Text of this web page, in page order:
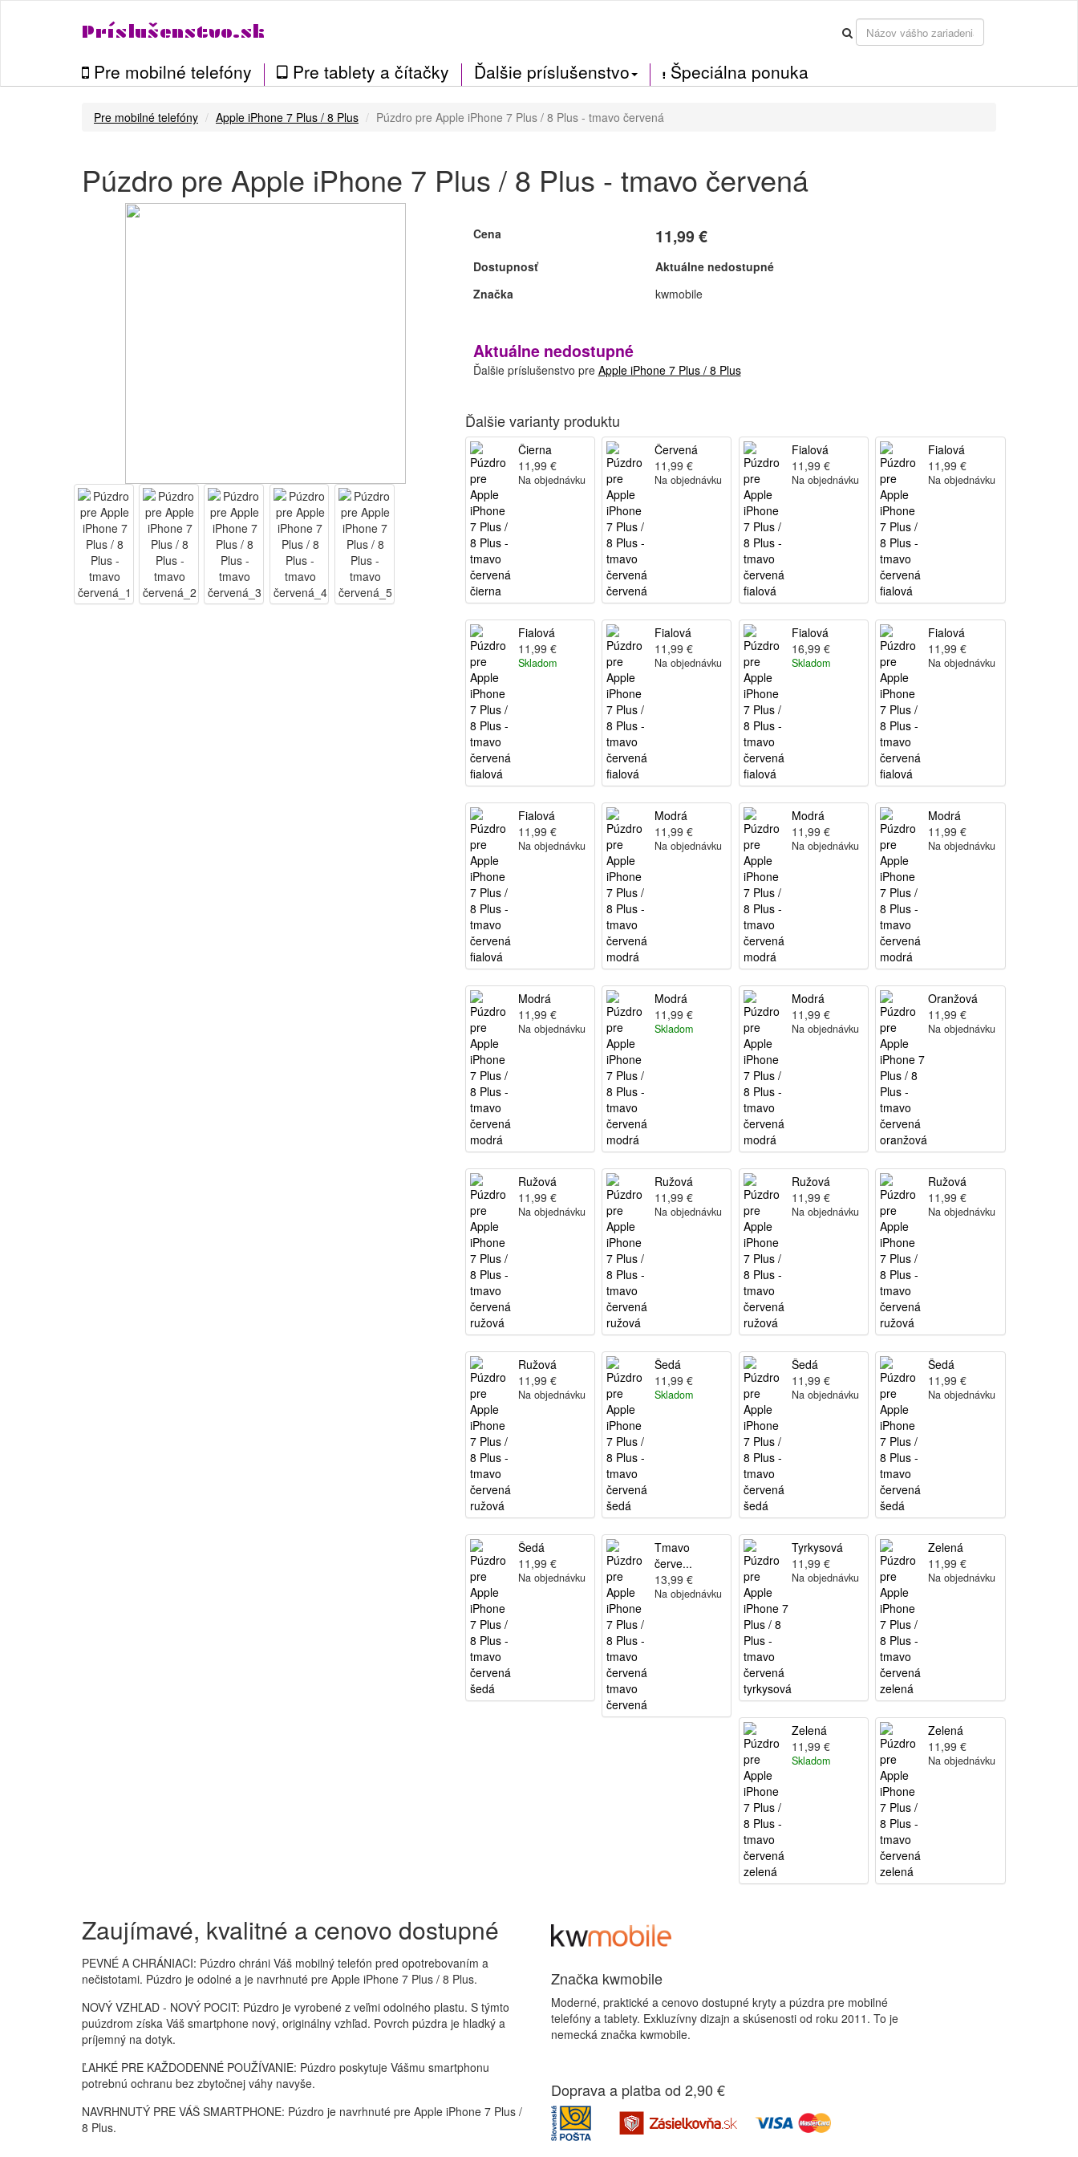
Príslušenstvo.sk
Pre mobilné telefóny Pre tablety a čítačky Ďalšie príslušenstvo Špeciálna ponuka
Pre mobilné telefóny Apple iPhone 7 Plus / 8 Plus Púzdro pre Apple iPhone 7 Plus / 8 Plus - tmavo červená
Púzdro pre Apple iPhone 7 Plus / 8 Plus - tmavo červená
Cena 11,99 €
Dostupnosť
Aktuálne nedostupné
Značka
kwmobile
Aktuálne nedostupné
Ďalšie príslušenstvo pre Apple iPhone 7 Plus / 8 Plus
Ďalšie varianty produktu
Čierna
11,99 €
Na objednávku
Červená
11,99 €
Na objednávku
Fialová
11,99 €
Na objednávku
Fialová
11,99 €
Na objednávku
Fialová
11,99 €
Skladom
Fialová
11,99 €
Na objednávku
Fialová
16,99 €
Skladom
Fialová
11,99 €
Na objednávku
Fialová
11,99 €
Na objednávku
Modrá
11,99 €
Na objednávku
Modrá
11,99 €
Na objednávku
Modrá
11,99 €
Na objednávku
Modrá
11,99 €
Na objednávku
Modrá
11,99 €
Skladom
Modrá
11,99 €
Na objednávku
Oranžová
11,99 €
Na objednávku
Ružová
11,99 €
Na objednávku
Ružová
11,99 €
Na objednávku
Ružová
11,99 €
Na objednávku
Ružová
11,99 €
Na objednávku
Ružová
11,99 €
Na objednávku
Šedá
11,99 €
Skladom
Šedá
11,99 €
Na objednávku
Šedá
11,99 €
Na objednávku
Šedá
11,99 €
Na objednávku
Tmavo
červe...
13,99 €
Na objednávku
Tyrkysová
11,99 €
Na objednávku
Zelená
11,99 €
Na objednávku
Zelená
11,99 €
Skladom
Zelená
11,99 €
Na objednávku
Zaujímavé, kvalitné a cenovo dostupné
PEVNÉ A CHRÁNIACI: Púzdro chráni Váš mobilný telefón pred opotrebovaním a
nečistotami. Púzdro je odolné a je navrhnuté pre Apple iPhone 7 Plus / 8 Plus.
NOVÝ VZHĽAD - NOVÝ POCIT: Púzdro je vyrobené z veľmi odolného plastu. S týmto
puúzdrom získa Váš smartphone nový, originálny vzhľad. Povrch púzdra je hladký a
príjemný na dotyk.
ĽAHKÉ PRE KAŽDODENNÉ POUŽÍVANIE: Púzdro poskytuje Vášmu smartphonu
potrebnú ochranu bez zbytočnej váhy navyše.
NAVRHNUTÝ PRE VÁŠ SMARTPHONE: Púzdro je navrhnuté pre Apple iPhone 7 Plus /
8 Plus.
Značka kwmobile
Moderné, praktické a cenovo dostupné kryty a púzdra pre mobilné
telefóny a tablety. Exkluzívny dizajn a skúsenosti od roku 2011. To je
nemecká značka kwmobile.
Doprava a platba od 2,90 €